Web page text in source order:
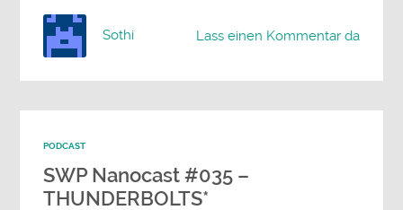
Lass einen Kommentar da
Sothi
PODCAST
SWP Nanocast #035 –
THUNDERBOLTS*